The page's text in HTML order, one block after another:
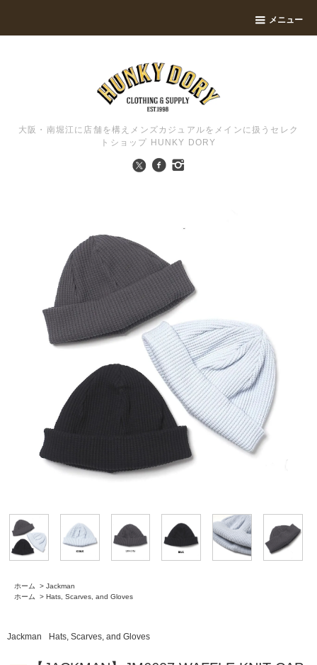
メニュー
大阪・南堀江に店舗を構えメンズカジュアルをメインに扱うセレク
トショップ HUNKY DORY
ホーム > Jackman
ホーム
> Hats, Scarves, and Gloves
Jackman Hats, Scarves, and Gloves